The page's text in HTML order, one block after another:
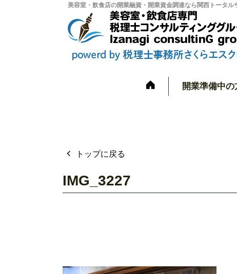
美容室・飲食店の開業融資・開業資金調達なら関西トータ
開業準備中の
トップに戻る
IMG_3227